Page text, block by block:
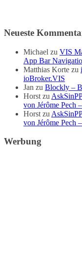
Neueste
Michael zu VIS
App Bar
Matthias Korte zu
ioBroker.VIS
Jan zu Blockly –
Horst zu
von Jérôme Pech
Horst zu
von Jérôme Pech
Werbung